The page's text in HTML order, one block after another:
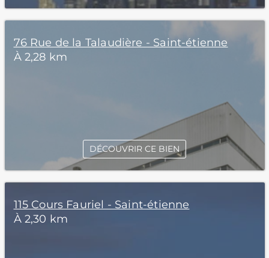
76 Rue de la Talaudière - Saint-étienne
À 2,28 km
DÉCOUVRIR CE BIEN
115 Cours Fauriel - Saint-étienne
À 2,30 km